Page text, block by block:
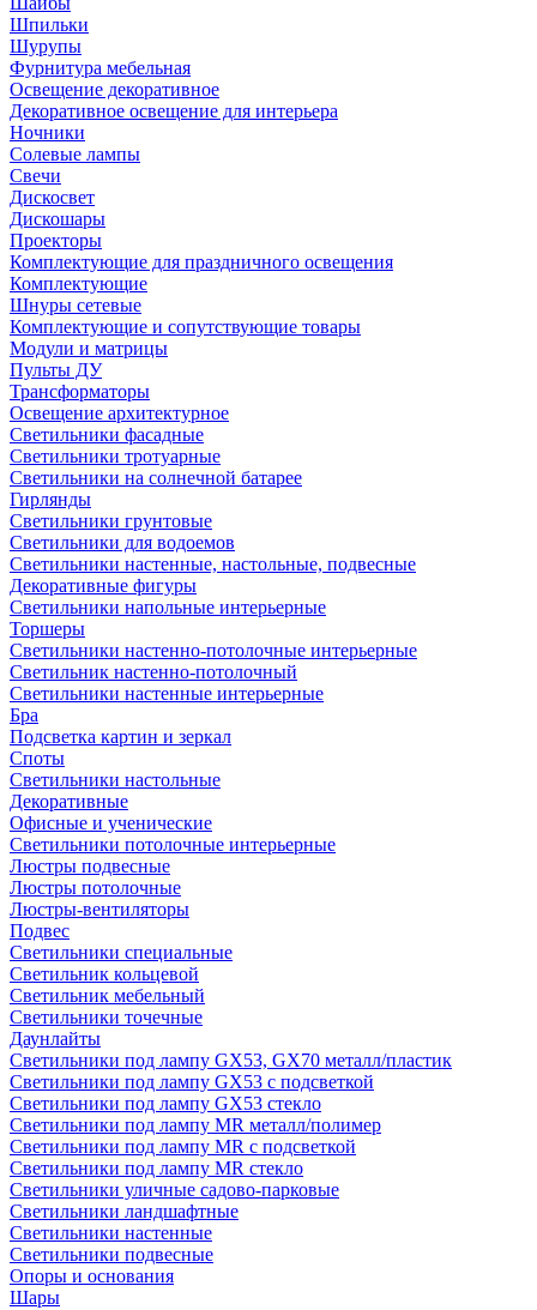
Шпильки
Шурупы
Фурнитура мебельная
Освещение декоративное
Декоративное освещение для интерьера
Ночники
Солевые лампы
Свечи
Дискосвет
Дискошары
Проекторы
Комплектующие для праздничного освещения
Комплектующие
Шнуры сетевые
Комплектующие и сопутствующие товары
Модули и матрицы
Пульты ДУ
Трансформаторы
Освещение архитектурное
Светильники фасадные
Светильники тротуарные
Светильники на солнечной батарее
Гирлянды
Светильники грунтовые
Светильники для водоемов
Светильники настенные, настольные, подвесные
Декоративные фигуры
Светильники напольные интерьерные
Торшеры
Светильники настенно-потолочные интерьерные
Светильник настенно-потолочный
Светильники настенные интерьерные
Бра
Подсветка картин и зеркал
Споты
Светильники настольные
Декоративные
Офисные и ученические
Светильники потолочные интерьерные
Люстры подвесные
Люстры потолочные
Люстры-вентиляторы
Подвес
Светильники специальные
Светильник кольцевой
Светильник мебельный
Светильники точечные
Даунлайты
Светильники под лампу GX53, GX70 металл/пластик
Светильники под лампу GX53 с подсветкой
Светильники под лампу GX53 стекло
Светильники под лампу MR металл/полимер
Светильники под лампу MR с подсветкой
Светильники под лампу MR стекло
Светильники уличные садово-парковые
Светильники ландшафтные
Светильники настенные
Светильники подвесные
Опоры и основания
Шары